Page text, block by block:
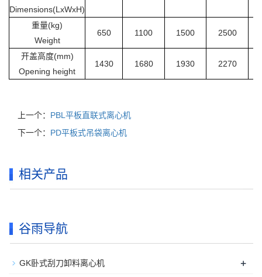
Dimensions(LxWxH)
重量(kg)
Weight
650 1100 1500 2500
开盖高度(mm)
Opening height
1430 1680 1930 2270
上一个： PBL平板直联式离心机
下一个： PD平板式吊袋离心机
相关产品
谷雨导航
GK卧式刮刀卸料离心机 +